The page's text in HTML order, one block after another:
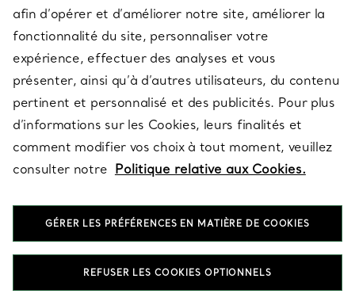
À PROPOS
QUESTIONS LÉGALES
SUIVEZ-NOUS
afin d’opérer et d’améliorer notre site, améliorer la
fonctionnalité du site, personnaliser votre
expérience, effectuer des analyses et vous
présenter, ainsi qu’à d’autres utilisateurs, du contenu
pertinent et personnalisé et des publicités. Pour plus
d’informations sur les Cookies, leurs finalités et
comment modifier vos choix à tout moment, veuillez
consulter notre Politique relative aux Cookies.
GÉRER LES PRÉFÉRENCES EN MATIÈRE DE COOKIES
REFUSER LES COOKIES OPTIONNELS